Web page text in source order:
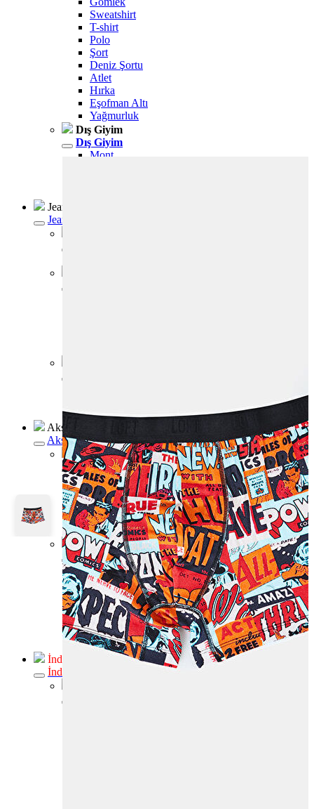
Sweatshirt
T-shirt
Polo
Şort
Deniz Şortu
Atlet
Hırka
Eşofman Altı
Yağmurluk
Dış Giyim
Dış Giyim
Mont
Jean
Jean
Gömlek
Aksesuar
Aksesuar
Kadın Aksesuar
Kadın Aksesuar
Çorap
Bere
Eldiven
Kemer
Parfüm
Erkek Aksesuar
Erkek Aksesuar
Boxer
Çorap
Kemer
Atkı
Cüzdan
Parfüm
Şapka
İndirimdekiler
İndirimdekiler